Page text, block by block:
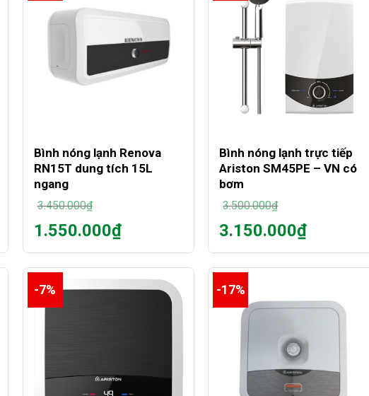
Bình nóng lạnh Renova
RN15T dung tích 15L
ngang
3.450.000₫
Giá
gốc
là:
1.550.000₫
tại
là:
1.550.000₫.
Bình nóng lạnh trực tiếp
Ariston SM45PE – VN có
bơm
3.500.000₫
Giá
gốc
là:
3.150.000₫
tại
là:
3.150.000₫.
-7% -17%